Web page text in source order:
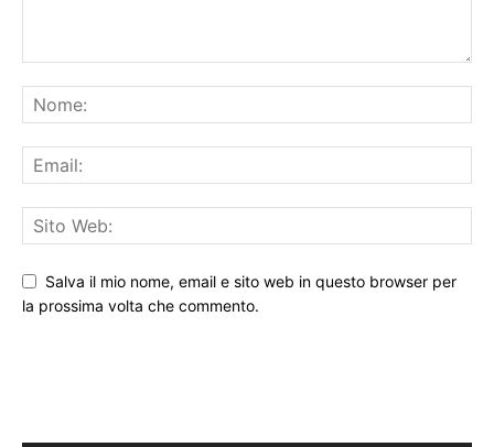
Salva il mio nome, email e sito web in questo browser per
la prossima volta che commento.